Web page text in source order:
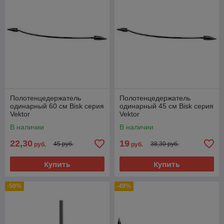
Полотенцедержатель
одинарный 60 см Bisk серия
Vektor
В наличии
22,30 руб. 45 руб.
Купить
Полотенцедержатель
одинарный 45 см Bisk серия
Vektor
В наличии
19 руб. 38,30 руб.
Купить
-50% -49%